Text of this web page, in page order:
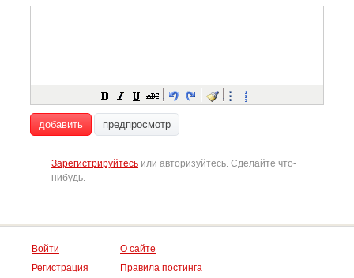
добавить предпросмотр
Зарегистрируйтесь или авторизуйтесь. Сделайте что-
нибудь.
Войти
Регистрация
О сайте
Правила постинга